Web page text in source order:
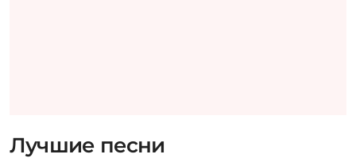
Лучшие песни